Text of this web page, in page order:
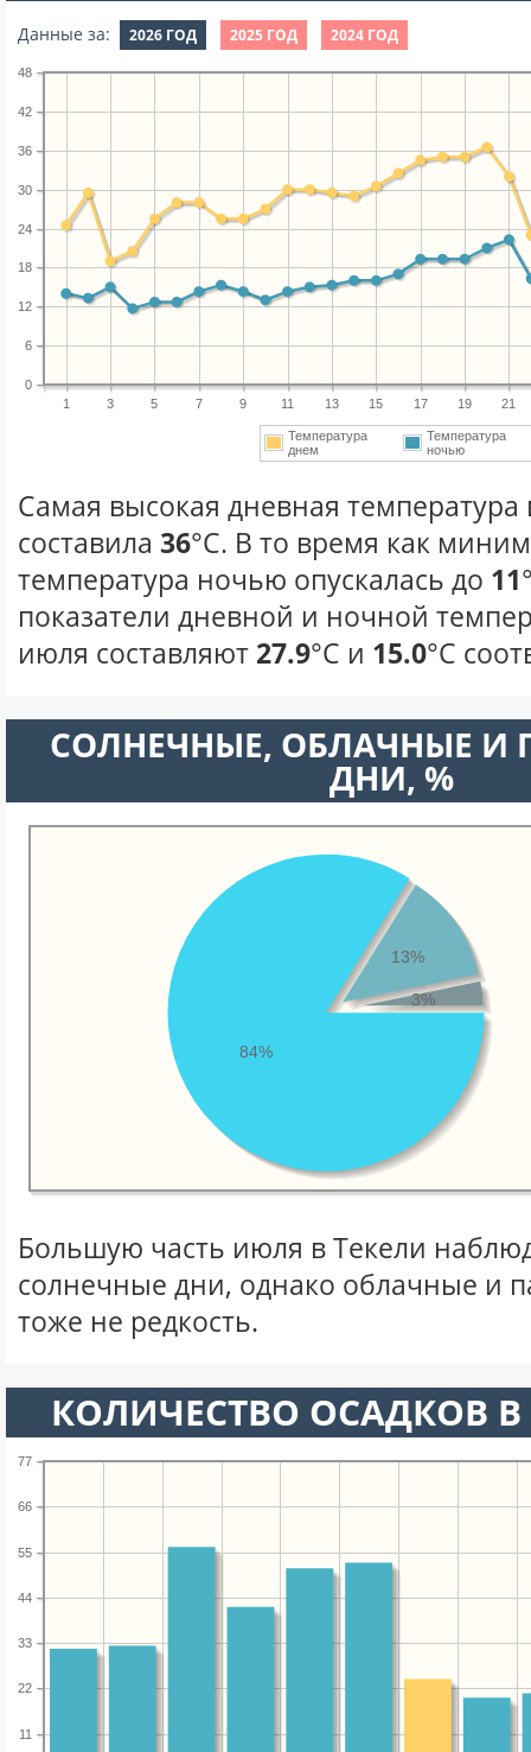
Данные за: 2026 ГОД 2025 ГОД 2024 ГОД
1 3 5 7 9 11 13 15 17 19 21
0
6
12
18
24
30
36
42
48
Температура
днем
Температура
ночью
Самая высокая дневная температура
составила 36°С. В то время как
температура ночью опускалась до 11
показатели дневной и ночной
июля составляют 27.9°С и 15.0°С
CОЛНЕЧНЫЕ, ОБЛАЧНЫЕ И
ДНИ, %
84%
13%
3%
Большую часть июля в Текели
солнечные дни, однако облачные и
тоже не редкость.
КОЛИЧЕСТВО ОСАДКОВ
11
22
33
44
55
66
77